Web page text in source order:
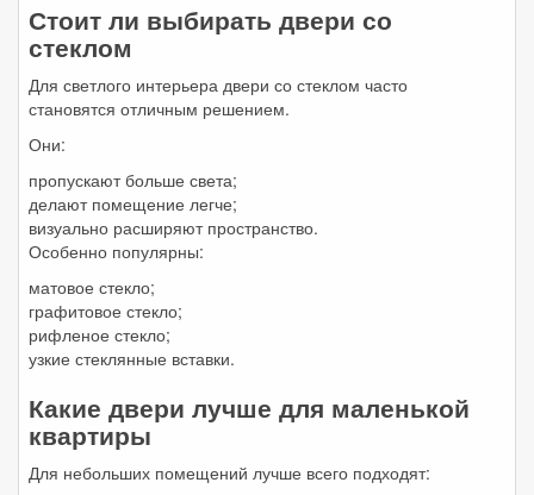
Стоит ли выбирать двери со
стеклом
Для светлого интерьера двери со стеклом часто
становятся отличным решением.
Они:
пропускают больше света;
делают помещение легче;
визуально расширяют пространство.
Особенно популярны:
матовое стекло;
графитовое стекло;
рифленое стекло;
узкие стеклянные вставки.
Какие двери лучше для маленькой
квартиры
Для небольших помещений лучше всего подходят: